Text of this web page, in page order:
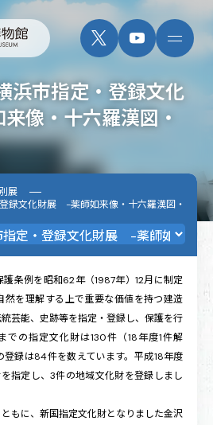
市指定・登録文化
像・十六羅漢図・
展
録文化財展 -薬師如来像・十六羅漢図・
条例を昭和62年（1987年）12月に制定
然を理解する上で重要な価値を持つ建造
芸能、史跡等を指定・登録し、保護を行
での指定文化財は130件（18年度1件解
登録は84件を数えています。平成18年度
指定し、3件の地域文化財を登録しまし
もに、新国指定文化財となりました金沢